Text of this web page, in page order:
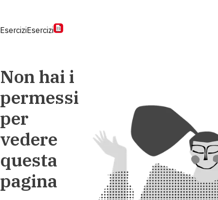
EserciziEsercizi
Non hai i
permessi
per
vedere
questa
pagina